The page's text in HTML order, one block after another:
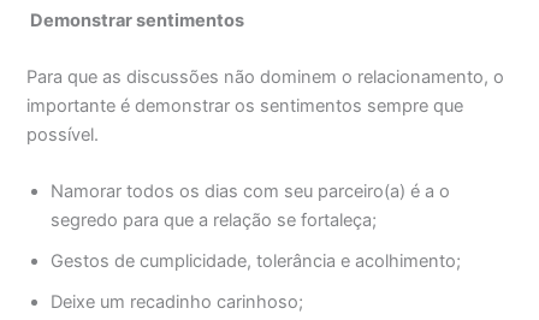
Demonstrar sentimentos
Para que as discussões não dominem o relacionamento, o
importante é demonstrar os sentimentos sempre que
possível.
Namorar todos os dias com seu parceiro(a) é a o
segredo para que a relação se fortaleça;
Gestos de cumplicidade, tolerância e acolhimento;
Deixe um recadinho carinhoso;